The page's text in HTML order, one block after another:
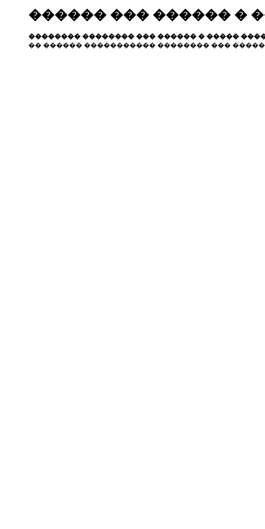
������ ��� ������ �
�������� �������� ��� ������ � �����
�� ������ ����������� �������� ���